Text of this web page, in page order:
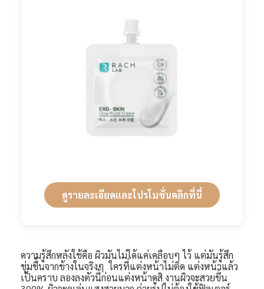
ดูรายละเอียดและโปรโมชั่นคลิกที่นี่
ความรู้สึกหลังใช้คือ ผิวมันไม่ได้แค่เคลือบๆ ไว้ แต่มันรู้สึก
ชุ่มชื้นจากข้างในจริงๆ ใครที่แต่งหน้าไม่ติด แต่งหน้าแล้ว
เป็นคราบ ลองลงตัวนี้ก่อนแต่งหน้าดูสิ งานผิวจะสวยขึ้น